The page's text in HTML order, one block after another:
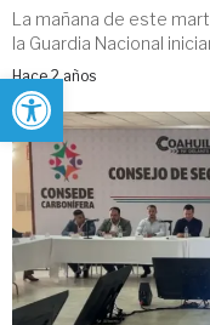
Abrir barra de herramientas
La mañana de este
la Guardia Nacional
Hace 2 años